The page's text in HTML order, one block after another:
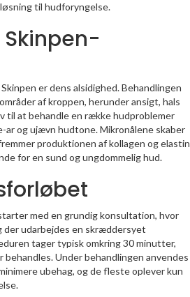
til hudforyngelse.
er dens alsidighed. Behandlingen
af kroppen, herunder ansigt, hals
til at behandle en række hudproblemer
ar og ujævn hudtone. Mikronålene skaber
produktionen af kollagen og elastin
for en sund og ungdommelig hud.
med en grundig konsultation, hvor
der udarbejdes en skræddersyet
tager typisk omkring 30 minutter,
Under behandlingen anvendes
ubehag, og de fleste oplever kun